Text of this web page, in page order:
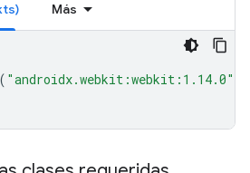
Más
( "androidx.webkit:webkit:1.14.0"